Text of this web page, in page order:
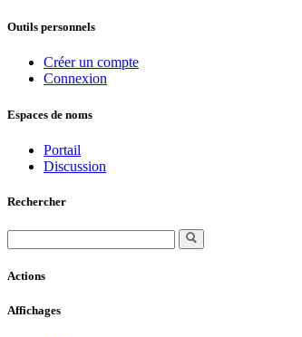
Outils personnels
Créer un compte
Connexion
Espaces de noms
Portail
Discussion
Rechercher
Actions
Affichages